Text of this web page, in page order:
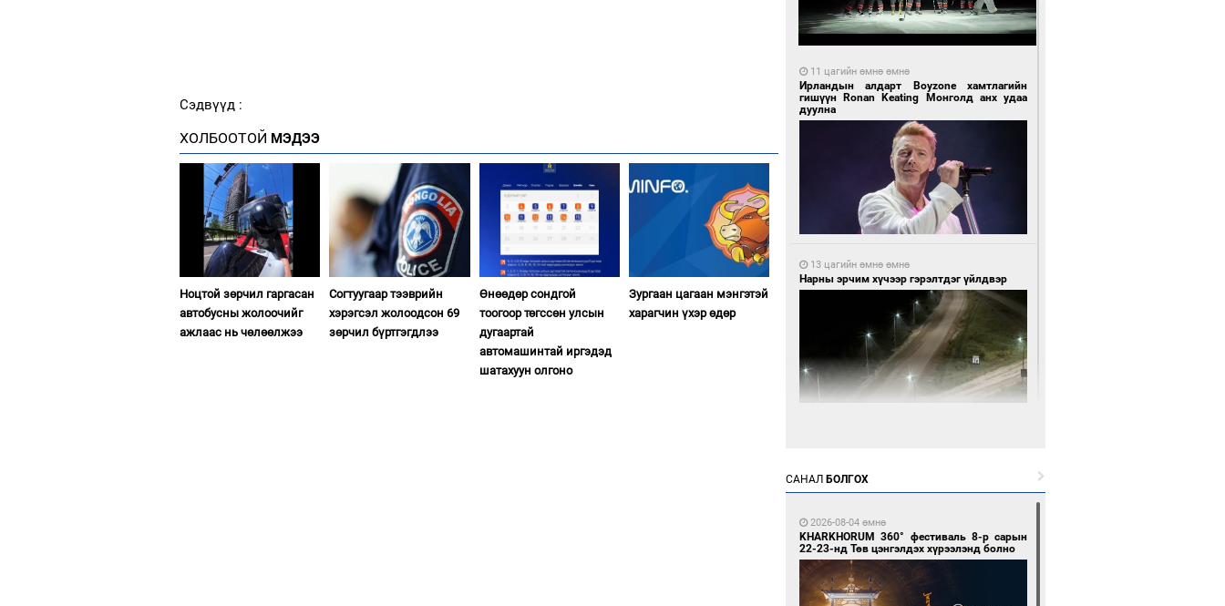
Сэдвүүд :
ХОЛБООТОЙ МЭДЭЭ
Ноцтой зөрчил гаргасан
автобусны жолоочийг
ажлаас нь чөлөөлжээ
Согтуугаар тээврийн
хэрэгсэл жолоодсон 69
зөрчил бүртгэгдлээ
Өнөөдөр сондгой
тоогоор төгссөн улсын
дугаартай
автомашинтай иргэдэд
шатахуун олгоно
Зургаан цагаан мэнгэтэй
харагчин үхэр өдөр
11 цагийн өмнө өмнө
Ирландын алдарт Boyzone хамтлагийн
гишүүн Ronan Keating Монголд анх удаа
дуулна
13 цагийн өмнө өмнө
Нарны эрчим хүчээр гэрэлтдэг үйлдвэр
САНАЛ БОЛГОХ
2026-08-04 өмнө
KHARKHORUM 360° фестиваль 8-р сарын
22-23-нд Төв цэнгэлдэх хүрээлэнд болно